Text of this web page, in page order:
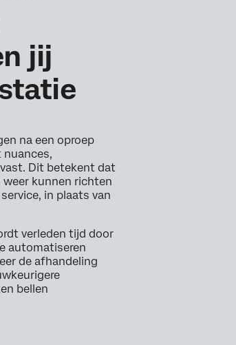
jij
na een oproep
nuances,
Dit betekent dat
kunnen richten
in plaats van
verleden tijd door
automatiseren
de afhandeling
bellen